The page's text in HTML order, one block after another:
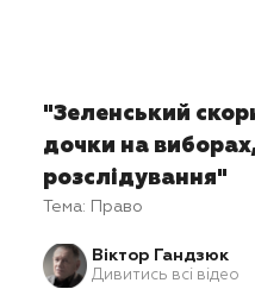
"Зеленський
дочки на
розслідування"
Тема: Право
Віктор Гандзюк
Дивитись всі відео